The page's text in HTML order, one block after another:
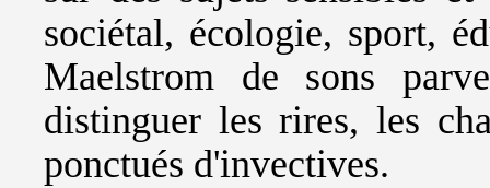
sociétal, écologie, sport,
Maelstrom de sons
distinguer les rires, les
ponctués d'invectives.